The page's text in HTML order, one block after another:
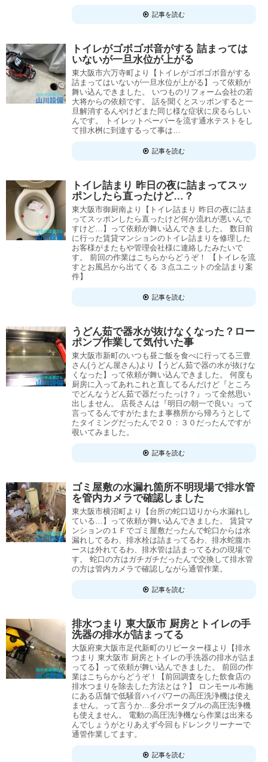
記事を読む
トイレがゴボゴボ音がする 詰まっては
いないが一旦水位が上がる
東大阪市六万寺町より【トイレがゴボゴボ音がする
詰まってはいないが一旦水位が上がる】って依頼が
舞い込んできました。 いつものリフォーム会社の若
大将からの依頼です。 話を聞くとスッポンすると一
旦解消するんやけどまた同じ様な症状に戻るらしい
んです。 トイレットペーパーを流す通水テストをし
て排水桝に到達するって事は…
記事を読む
トイレ詰まり 昨日の夜に詰まってスッ
ポンしたら直ったけど…？
東大阪市御厨南より【トイレ詰まり 昨日の夜に詰ま
ってスッポンしたら直ったけど何か流れが悪いんで
すけど…】って依頼が舞い込んできました。 数日前
に行った賃貸マンションのトイレ詰まりを修理した
お客様がまたもや管理会社様に連絡したみたいで
す。 前回の作業はこちらからどうぞ！ 【トイレを流
すとお風呂から出てくる ３点ユニットの全詰まり案
件】
記事を読む
うどん茹で器水が抜けなくなった？ロー
ポンプ作業して気付いた事
東大阪市新町のいつも昼ご飯を食べに行ってる三豊
さん(うどん屋さん)より【うどん茹で器の水が抜けな
くなった】って依頼が舞い込んできました。 何度も
厨房に入ってあれこれと直してるんだけど『ところ
でどんなうどん茹で器だったっけ？』って全然思い
出しません。 店長さんは『明日の朝一で良い』って
言ってるんですがたまたま事務所から帰ろうとして
たタイミングだったんで２０：３０だったんですが
覗いてみました。
記事を読む
ゴミ屋敷の水漏れ箇所不明現場で排水管
を管内カメラで確認しました
東大阪市横沼町より【台所の蛇口辺りから水漏れし
ている…】って依頼が舞い込んできました。 賃貸マ
ンションの１Ｆでゴミ屋敷だったんで蛇口からは水
漏れしてるわ、排水栓は詰まってるわ、排水蛇腹ホ
ースは外れてるわ、排水管は詰まってるわの現場で
す。 蛇口の方はガチガチだったんで交換して排水管
の方は管内カメラで確認しながら通管作業。
記事を読む
排水つまり 東大阪市 厨房とトイレの手
洗器の排水が詰まってる
大阪府東大阪市足代新町のリピーター様より【排水
つまり 東大阪市 厨房とトイレの手洗器の排水が詰ま
ってる】って依頼が舞い込んできました。 前回の作
業はこちらからどうぞ！【前回調査をした飲食店の
排水つまりを除去した方法とは？】 ロンモール布施
にある店舗で低騒音ハイパワーの高圧洗浄機は使え
ません。って言うか…多分ポータブルの高圧洗浄機
も使えません。 電動の高圧洗浄機なら作業は出来る
んでしょうがとりあえず今回もドレンクリーナーで
通管作業してます。
記事を読む